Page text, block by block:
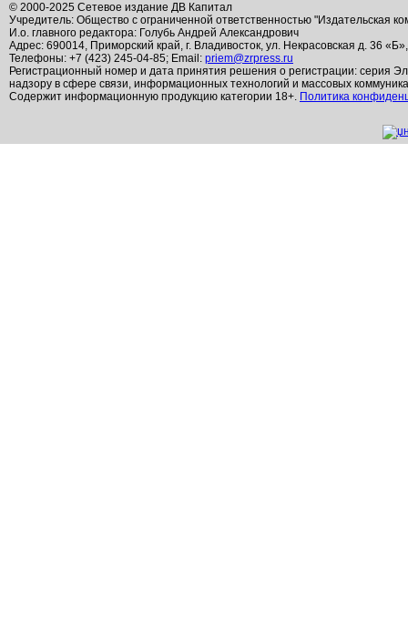
© 2000-2025 Сетевое издание ДВ Капитал
Учредитель: Общество с ограниченной ответственностью "Издательская
И.о. главного редактора: Голубь Андрей Александрович
Адрес: 690014, Приморский край, г. Владивосток, ул. Некрасовская д. 36
Телефоны: +7 (423) 245-04-85; Email: priem@zrpress.ru
Регистрационный номер и дата принятия решения о регистрации: серия
надзору в сфере связи, информационных технологий и массовых
Содержит информационную продукцию категории 18+. Политика